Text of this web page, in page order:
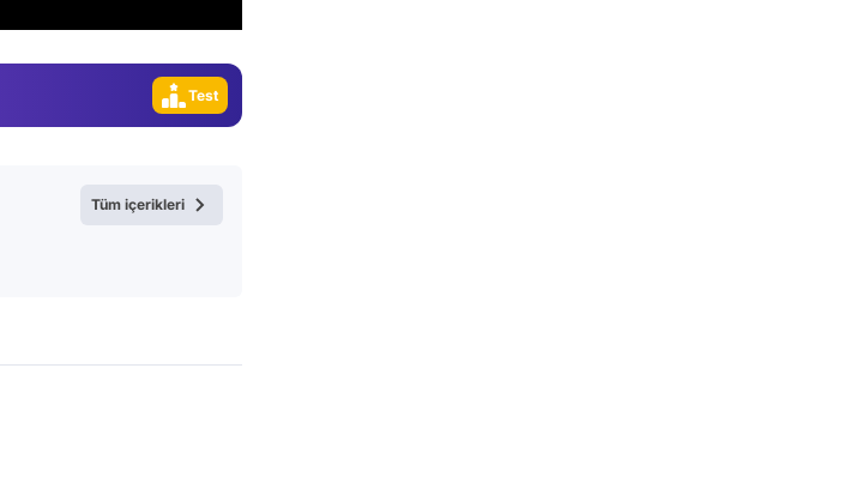
Video
Test
Gündem
Tüm içerikleri